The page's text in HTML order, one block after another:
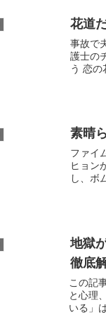
花道
事故で
護士の
う 恋の
素晴
ファイ
ヒョン
し、ボ
地獄
徹底
この記
と心理
いる」